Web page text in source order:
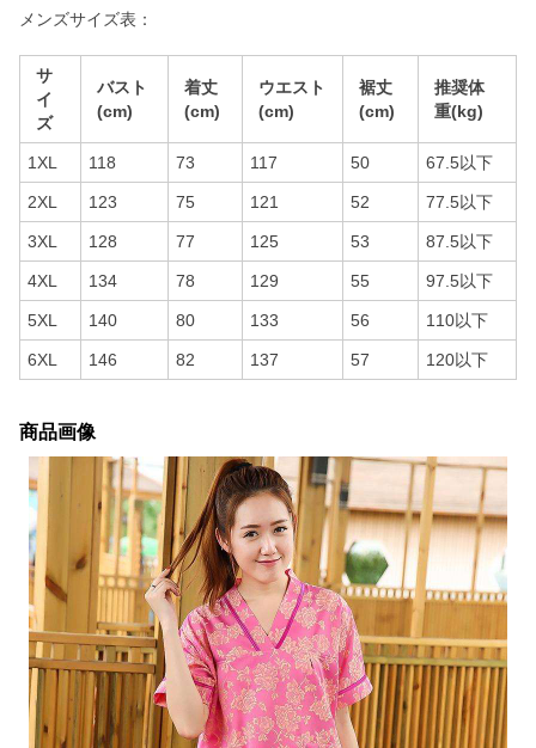
メンズサイズ表：
サ
イ
ズ
バスト
(cm)
着丈
(cm)
ウエスト
(cm)
裾丈
(cm)
推奨体
重(kg)
1XL 118 73 117 50 67.5以下
2XL 123 75 121 52 77.5以下
3XL 128 77 125 53 87.5以下
4XL 134 78 129 55 97.5以下
5XL 140 80 133 56 110以下
6XL 146 82 137 57 120以下
商品画像